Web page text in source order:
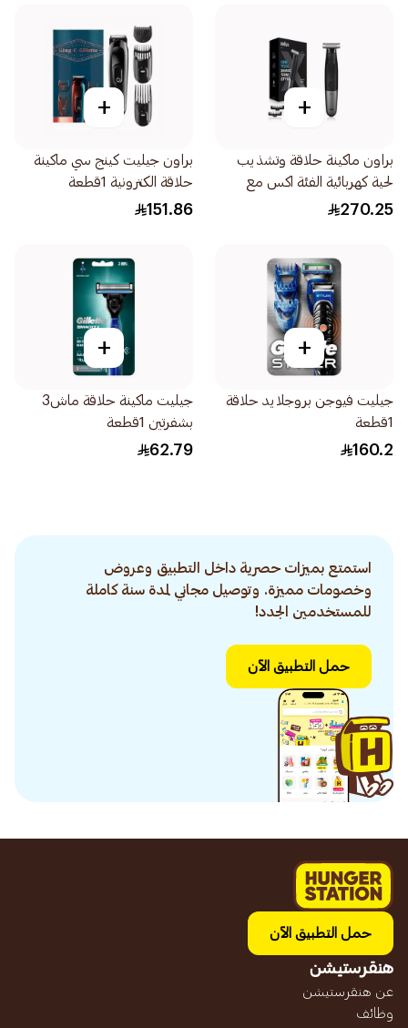
+
براون ماكينة حلاقة وتشذيب
لحية كهربائية الفئة اكس مع
5ملحقات أسود 1قطعة
270.25
+
براون جيليت كينج سي ماكينة
حلاقة الكترونية 1قطعة
151.86
+
جيليت فيوجن بروجلايد حلاقة
1قطعة
160.2
+
جيليت ماكينة حلاقة ماش3
بشفرتين 1قطعة
62.79
استمتع بميزات حصرية داخل التطبيق وعروض
وخصومات مميزة. وتوصيل مجاني لمدة سنة كاملة
للمستخدمين الجدد!
حمل التطبيق الآن
حمل التطبيق الآن
هنقرستيشن
عن هنقرستيشن
وظائف